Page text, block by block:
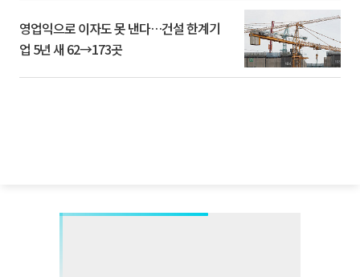
영업익으로 이자도 못 낸다…건설 한계기
업 5년 새 62→173곳